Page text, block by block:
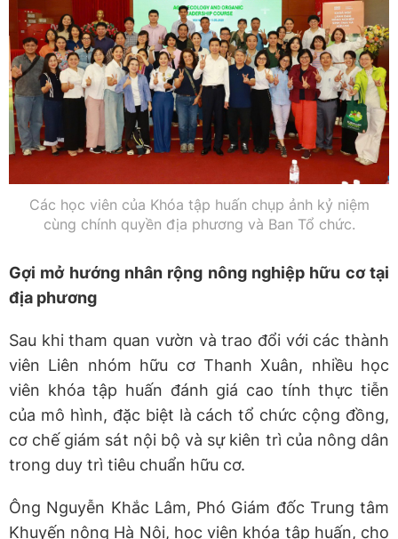
Các học viên của Khóa tập huấn chụp ảnh kỷ niệm
cùng chính quyền địa phương và Ban Tổ chức.
Gợi mở hướng nhân rộng nông nghiệp hữu cơ tại
địa phương
Sau khi tham quan vườn và trao đổi với các thành
viên Liên nhóm hữu cơ Thanh Xuân, nhiều học
viên khóa tập huấn đánh giá cao tính thực tiễn
của mô hình, đặc biệt là cách tổ chức cộng đồng,
cơ chế giám sát nội bộ và sự kiên trì của nông dân
trong duy trì tiêu chuẩn hữu cơ.
Ông Nguyễn Khắc Lâm, Phó Giám đốc Trung tâm
Khuyến nông Hà Nội, học viên khóa tập huấn, cho